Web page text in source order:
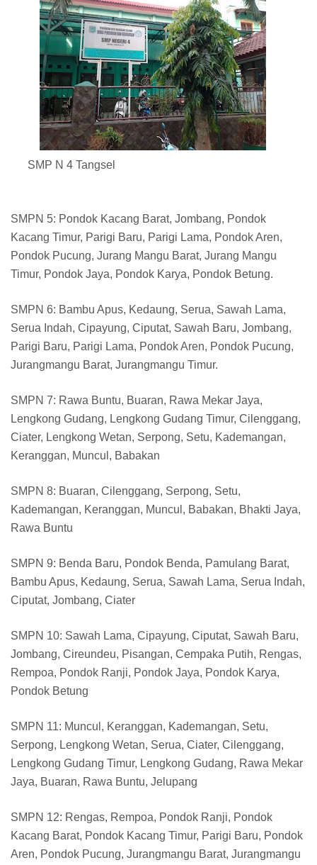
SMP N 4 Tangsel
SMPN 5: Pondok Kacang Barat, Jombang, Pondok
Kacang Timur, Parigi Baru, Parigi Lama, Pondok Aren,
Pondok Pucung, Jurang Mangu Barat, Jurang Mangu
Timur, Pondok Jaya, Pondok Karya, Pondok Betung.
SMPN 6: Bambu Apus, Kedaung, Serua, Sawah Lama,
Serua Indah, Cipayung, Ciputat, Sawah Baru, Jombang,
Parigi Baru, Parigi Lama, Pondok Aren, Pondok Pucung,
Jurangmangu Barat, Jurangmangu Timur.
SMPN 7: Rawa Buntu, Buaran, Rawa Mekar Jaya,
Lengkong Gudang, Lengkong Gudang Timur, Cilenggang,
Ciater, Lengkong Wetan, Serpong, Setu, Kademangan,
Keranggan, Muncul, Babakan
SMPN 8: Buaran, Cilenggang, Serpong, Setu,
Kademangan, Keranggan, Muncul, Babakan, Bhakti Jaya,
Rawa Buntu
SMPN 9: Benda Baru, Pondok Benda, Pamulang Barat,
Bambu Apus, Kedaung, Serua, Sawah Lama, Serua Indah,
Ciputat, Jombang, Ciater
SMPN 10: Sawah Lama, Cipayung, Ciputat, Sawah Baru,
Jombang, Cireundeu, Pisangan, Cempaka Putih, Rengas,
Rempoa, Pondok Ranji, Pondok Jaya, Pondok Karya,
Pondok Betung
SMPN 11: Muncul, Keranggan, Kademangan, Setu,
Serpong, Lengkong Wetan, Serua, Ciater, Cilenggang,
Lengkong Gudang Timur, Lengkong Gudang, Rawa Mekar
Jaya, Buaran, Rawa Buntu, Jelupang
SMPN 12: Rengas, Rempoa, Pondok Ranji, Pondok
Kacang Barat, Pondok Kacang Timur, Parigi Baru, Pondok
Aren, Pondok Pucung, Jurangmangu Barat, Jurangmangu